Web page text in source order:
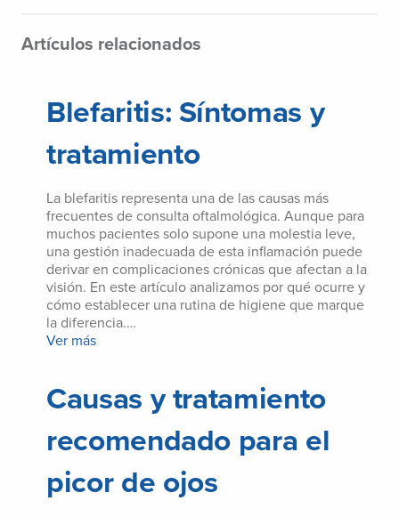
Artículos relacionados
Blefaritis: Síntomas y
tratamiento
La blefaritis representa una de las causas más
frecuentes de consulta oftalmológica. Aunque para
muchos pacientes solo supone una molestia leve,
una gestión inadecuada de esta inflamación puede
derivar en complicaciones crónicas que afectan a la
visión. En este artículo analizamos por qué ocurre y
cómo establecer una rutina de higiene que marque
la diferencia.…
Ver más
Causas y tratamiento
recomendado para el
picor de ojos